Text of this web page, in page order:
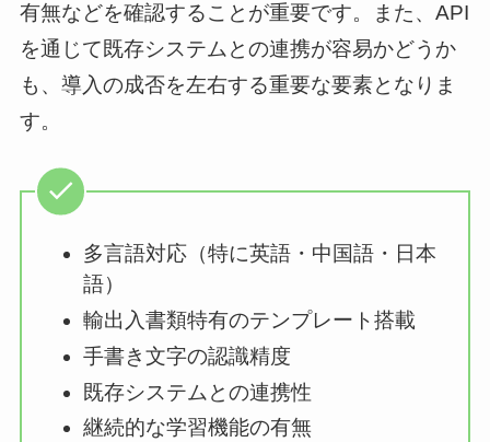
有無などを確認することが重要です。また、API
を通じて既存システムとの連携が容易かどうか
も、導入の成否を左右する重要な要素となりま
す。
多言語対応（特に英語・中国語・日本
語）
輸出入書類特有のテンプレート搭載
手書き文字の認識精度
既存システムとの連携性
継続的な学習機能の有無